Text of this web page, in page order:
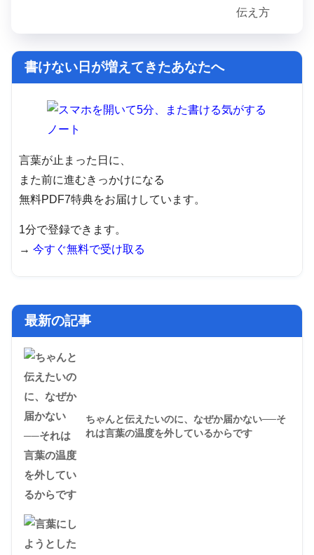
書けない日が増えてきたあなたへ
言葉が止まった日に、
また前に進むきっかけになる
無料PDF7特典をお届けしています。
1分で登録できます。
→ 今すぐ無料で受け取る
最新の記事
ちゃんと伝えたいのに、なぜか届かない──そ
れは言葉の温度を外しているからです